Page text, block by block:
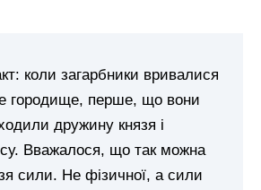
коли загарбники вривалися
городище, перше, що вони
дружину князя і
Вважалося, що так можна
сили. Не фізичної, а сили